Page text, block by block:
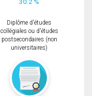
Diplôme d'études
collégiales ou d'études
postsecondaires (non
universitaires)